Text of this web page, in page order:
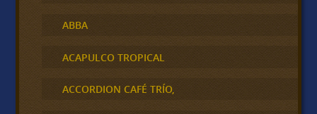
ABBA
ACAPULCO TROPICAL
ACCORDION CAFÉ TRÍO,